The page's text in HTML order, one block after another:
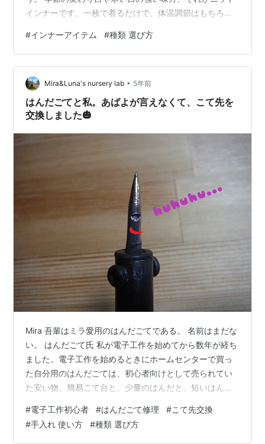
インナーです。一枚で着るだけで、体温調節はもちろ
見た目もアップするこの便利アイテム、ちゃんと種類を
知っていますか？ veimiaが提案したこの記事では、ニッ
トインナーの種類を簡単にご紹介していきますので、自
分にピッタリの一枚を見つけてくださいね。 セクション
1: キャミソールタイプってどんなもの？ 冬にコートを脱
いだ時、ふんわりとしたニットカー…
#インナーアイテム #種類 選び方
Mira&Luna's nursery lab • 5年前
はんだごてと私。あばよが言えなくて、こて先を
交換しました🎃
Mira 吾輩はミラ愛用のはんだごてである。 名前はまだな
い。 はんだごて氏 私が電子工作を始めてから数年が経ち
ました。電子工作を始めるときにホームセンターで買っ
た自分用のはんだごては、初心者向けとして売られてい
た安い物。簡易こて台と、少量のはんだと、短いはんだ
６年生の少女にも手が出せる品物でした。「私用のはん
だごて💗」そう考えるだけで高鳴る胸を✨ときめかせた
#電子工作初心者 #はんだごて修理 #こて先交換
#手入れ 使い方 #種類 選び方